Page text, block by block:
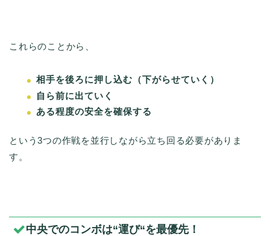
これらのことから、
相手を後ろに押し込む（下がらせていく）
自ら前に出ていく
ある程度の安全を確保する
という3つの作戦を並行しながら立ち回る必要がありま
す。
中央でのコンボは“運び“を最優先！